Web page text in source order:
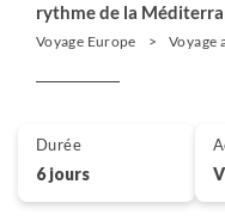
rythme de la
Voyage Europe Voyage
Durée
6 jours